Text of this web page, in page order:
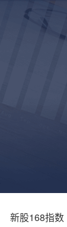
新股168指数